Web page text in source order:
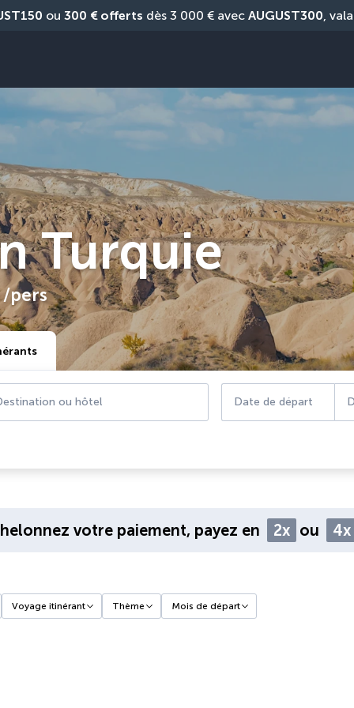
ou 300 € offerts dès 3 000 € avec AUGUST300,
Turquie
/pers
ou hôtel Date de départ
votre paiement, payez en 2x ou 4x
Voyage itinérant Thème Mois de départ